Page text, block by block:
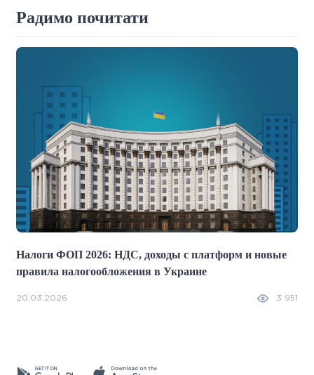
Радимо почитати
Налоги ФОП 2026: НДС, доходы с платформ и новые
правила налогообложения в Украине
20.03.2026 3 951